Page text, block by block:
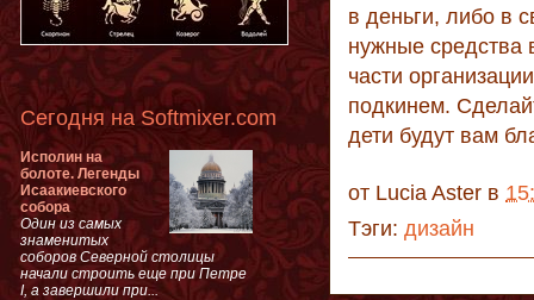
в деньги, либо в
нужные средства
части
подкинем.
дети будут вам
от Lucia Aster в
Тэги: дизайн
Сегодня на Softmixer.com
Исполин на
болоте. Легенды
Исаакиевского
собора
Один из самых
знаменитых
соборов Северной столицы
начали строить еще при Петре
I, а завершили при...